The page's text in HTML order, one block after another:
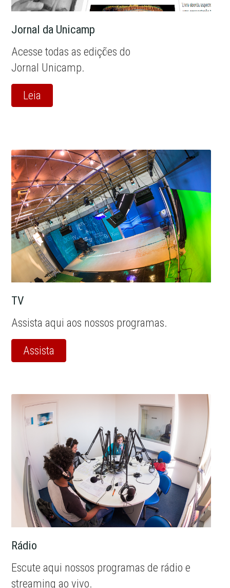
Jornal da Unicamp
Acesse todas as edições do
Jornal Unicamp.
Leia
TV
Assista aqui aos nossos programas.
Assista
Rádio
Escute aqui nossos programas de rádio e
streaming ao vivo.